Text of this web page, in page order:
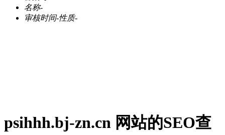
名称-
审核时间-性质-
psihhh.bj-zn.cn 网站的SEO查